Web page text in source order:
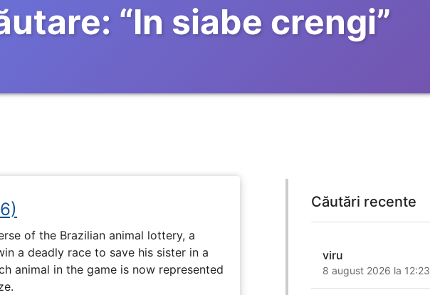
“In siabe crengi”
of the Brazilian animal lottery, a
a deadly race to save his sister in a
animal in the game is now represented
Căutări recente
viru
8 august 2026 la 12:23